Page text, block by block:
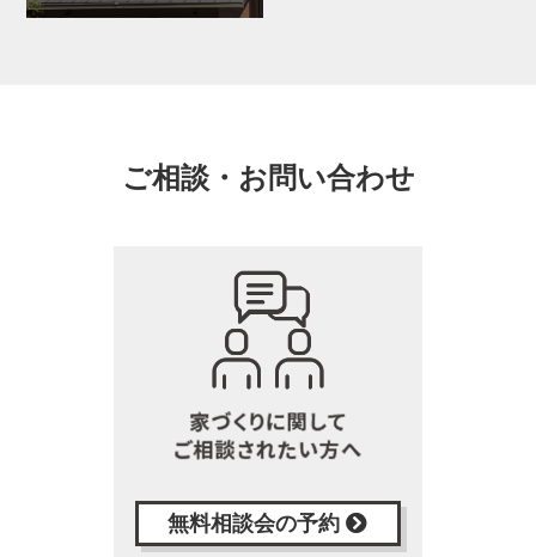
ご相談・お問い合わせ
無料相談会の予約